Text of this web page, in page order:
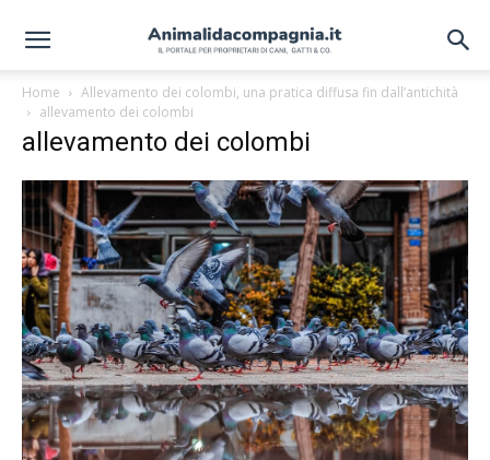
Home
Allevamento dei colombi, una pratica diffusa fin dall’antichità
allevamento dei colombi
allevamento dei colombi